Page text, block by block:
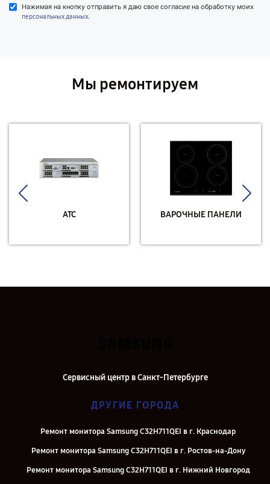
Нажимая на кнопку отправить я даю свое согласие на обработку моих
персональных данных.
Мы ремонтируем
АТС ВАРОЧНЫЕ ПАНЕЛИ
Сервисный центр в Санкт-Петербурге
ДРУГИЕ ГОРОДА
Ремонт монитора Samsung C32H711QEI в г. Краснодар
Ремонт монитора Samsung C32H711QEI в г. Ростов-на-Дону
Ремонт монитора Samsung C32H711QEI в г. Нижний Новгород